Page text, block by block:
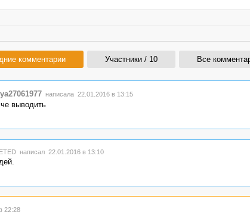
комментарии Участники / 10 Все
написала 22.01.2016 в 13:15
выводить
написал 22.01.2016 в 13:10
22:28